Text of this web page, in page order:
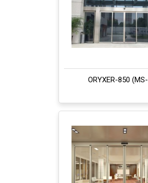
ORYXER-850